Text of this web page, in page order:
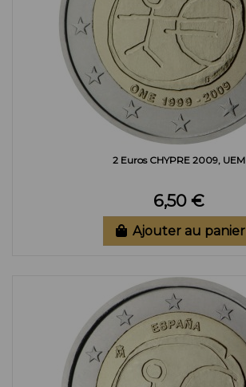
2 Euros CHYPRE 2009, UEM
6,50 €
Ajouter au panier